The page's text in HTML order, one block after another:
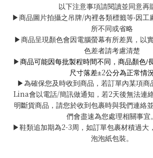
以下注意事項請閱讀並同意再
▶ 商品圖片拍攝之吊牌/內裡各類標籤等‧因
所不同或省略
▶ 商品呈現顏色會因電腦螢幕有所差異，以
色差者請考慮清楚
▶ 商品可能因每批製程時間不同，商品顏色/
尺寸落差±2公分為正常情況
▶ 為確保您及時收到商品，若訂單內某項商
Lina會以電話/簡訊做通知，若2天後無法連
明斷貨商品，請您於收到包裹時與我們連絡
們會盡速為您處理相關事宜
▶ 鞋類追加期為2-3 周，如訂單包裹材積過大
泡泡紙包裝。